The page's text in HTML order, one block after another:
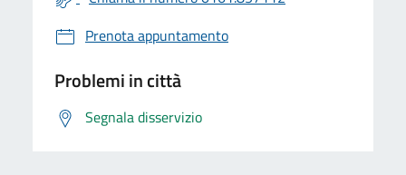
Prenota appuntamento
Problemi in città
Segnala disservizio